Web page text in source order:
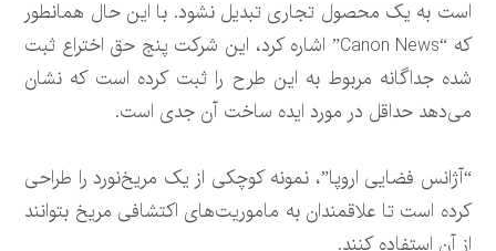
است به یک محصول تجاری تبدیل نشود. با این حال همانطور
که “Canon News” اشاره کرد، این شرکت پنج حق اختراع ثبت
شده جداگانه مربوط به این طرح را ثبت کرده است که نشان
می‌دهد حداقل در مورد ایده ساخت آن جدی است.
“آژانس فضایی اروپا”، نمونه کوچکی از یک مریخ‌نورد را طراحی
کرده است تا علاقمندان به ماموریت‌های اکتشافی مریخ بتوانند
از آن استفاده کنند.